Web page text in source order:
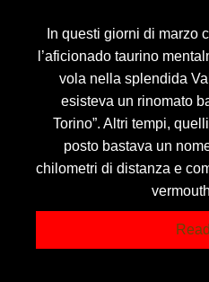
In questi giorni di marzo
l’aficionado taurino
vola nella splendida
esisteva un rinomato
Torino”. Altri tempi,
posto bastava un
chilometri di distanza e